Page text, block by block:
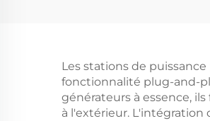
Les stations de
fonctionnalité plug-and-
générateurs à essence,
à l'extérieur. L'intégration